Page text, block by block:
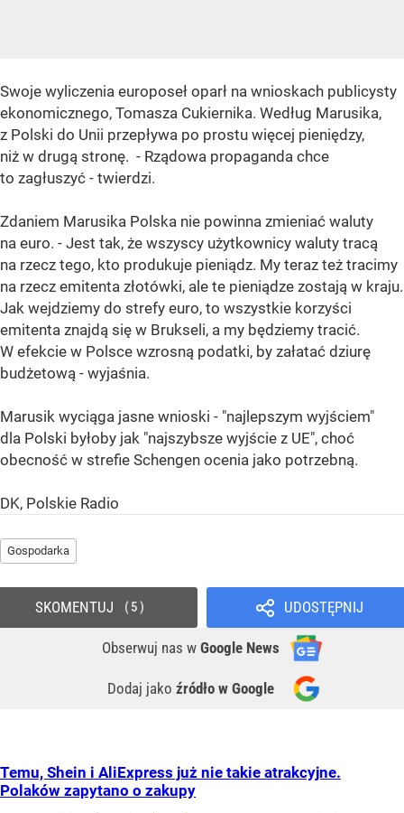
Swoje wyliczenia europoseł oparł na wnioskach publicysty
ekonomicznego, Tomasza Cukiernika. Według Marusika,
z Polski do Unii przepływa po prostu więcej pieniędzy,
niż w drugą stronę. - Rządowa propaganda chce
to zagłuszyć - twierdzi.
Zdaniem Marusika Polska nie powinna zmieniać waluty
na euro. - Jest tak, że wszyscy użytkownicy waluty tracą
na rzecz tego, kto produkuje pieniądz. My teraz też tracimy
na rzecz emitenta złotówki, ale te pieniądze zostają w kraju.
Jak wejdziemy do strefy euro, to wszystkie korzyści
emitenta znajdą się w Brukseli, a my będziemy tracić.
W efekcie w Polsce wzrosną podatki, by załatać dziurę
budżetową - wyjaśnia.
Marusik wyciąga jasne wnioski - "najlepszym wyjściem"
dla Polski byłoby jak "najszybsze wyjście z UE", choć
obecność w strefie Schengen ocenia jako potrzebną.
DK, Polskie Radio
Gospodarka
UDOSTĘPNIJ
Obserwuj nas w Google News
Dodaj jako źródło w Google
SKOMENTUJ 5
Temu, Shein i AliExpress już nie takie atrakcyjne.
Polaków zapytano o zakupy